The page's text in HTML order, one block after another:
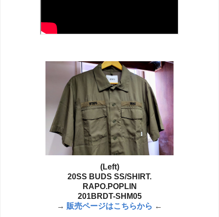
(Left)
20SS BUDS SS/SHIRT.
RAPO.POPLIN
201BRDT-SHM05
→ 販売ページはこちらから ←